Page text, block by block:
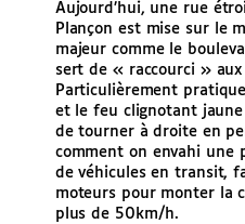
Aujourd’hui, une rue
Plançon est mise sur le
majeur comme le
sert de « raccourci »
Particulièrement
et le feu clignotant
de tourner à droite en
comment on envahi une
de véhicules en transit,
moteurs pour monter la
plus de 50km/h.